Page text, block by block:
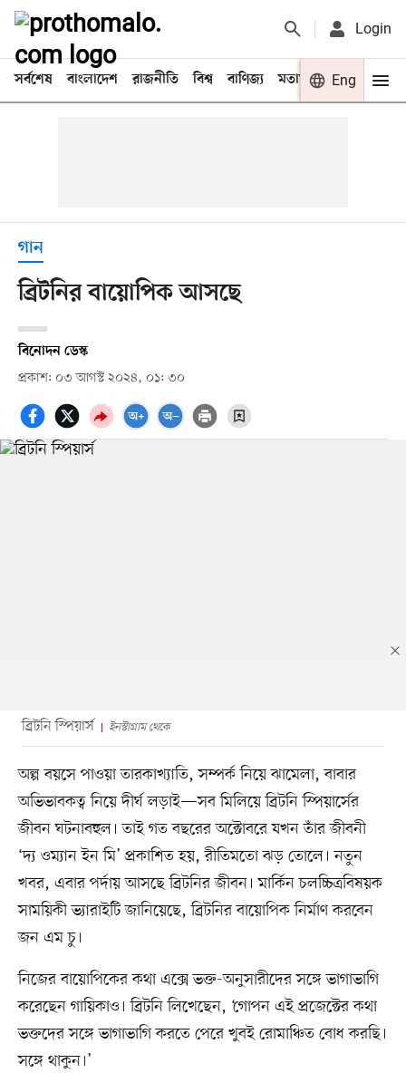
Login
সর্বশেষ বাংলাদেশ রাজনীতি বিশ্ব বাণিজ্য মতামত খেলা
Eng
গান
ব্রিটনির বায়োপিক আসছে
বিনোদন ডেস্ক
প্রকাশ: ০৩ আগস্ট ২০২৪, ০১: ৩০
ব্রিটনি স্পিয়ার্স ইনস্টাগ্রাম থেকে
অল্প বয়সে পাওয়া তারকাখ্যাতি, সম্পর্ক নিয়ে ঝামেলা, বাবার
অভিভাবকত্ব নিয়ে দীর্ঘ লড়াই—সব মিলিয়ে ব্রিটনি স্পিয়ার্সের
জীবন ঘটনাবহুল। তাই গত বছরের অক্টোবরে যখন তাঁর জীবনী
‘দ্য ওম্যান ইন মি’ প্রকাশিত হয়, রীতিমতো ঝড় তোলে। নতুন
খবর, এবার পর্দায় আসছে ব্রিটনির জীবন। মার্কিন চলচ্চিত্রবিষয়ক
সাময়িকী ভ্যারাইটি জানিয়েছে, ব্রিটনির বায়োপিক নির্মাণ করবেন
জন এম চু।
নিজের বায়োপিকের কথা এক্সে ভক্ত-অনুসারীদের সঙ্গে ভাগাভাগি
করেছেন গায়িকাও। ব্রিটনি লিখেছেন, ‘গোপন এই প্রজেক্টের কথা
ভক্তদের সঙ্গে ভাগাভাগি করতে পেরে খুবই রোমাঞ্চিত বোধ করছি।
সঙ্গে থাকুন।’